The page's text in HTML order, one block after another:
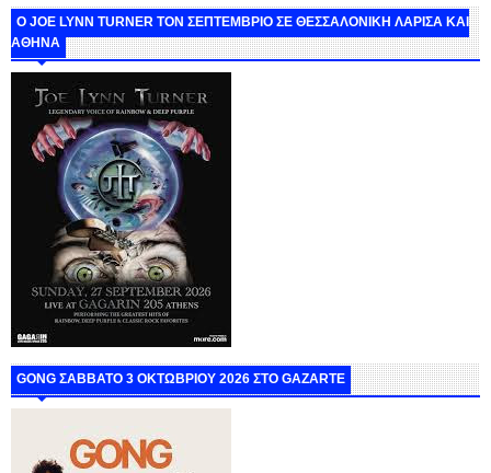
O JOE LYNN TURNER ΤΟΝ ΣΕΠΤΕΜΒΡΙΟ ΣΕ ΘΕΣΣΑΛΟΝΙΚΗ ΛΑΡΙΣΑ ΚΑΙ
ΑΘΗΝΑ
GONG ΣΑΒΒΑΤΟ 3 ΟΚΤΩΒΡΙΟΥ 2026 ΣΤΟ GAZARTE